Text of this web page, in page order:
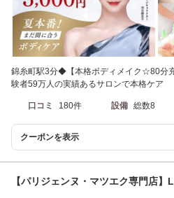
錦糸町駅3分◆【本格ボディメイク☆80分
験者59万人の実績あるサロンで本格ケア
口コミ 180件 設備 総数8
クーポンを表示
【パリジェンヌ・マツエク専門店